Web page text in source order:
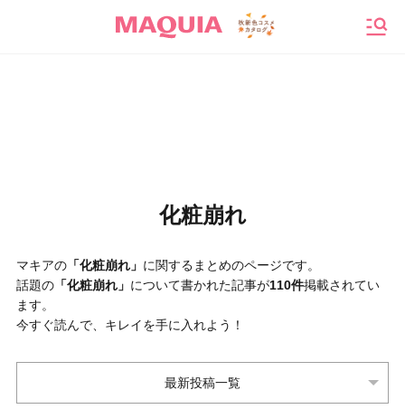
化粧崩れ
マキアの 「化粧崩れ」 に関するまとめのページです。
話題の 「化粧崩れ」 について書かれた記事が110件掲載されてい
ます。
今すぐ読んで、キレイを手に入れよう！
最新投稿一覧